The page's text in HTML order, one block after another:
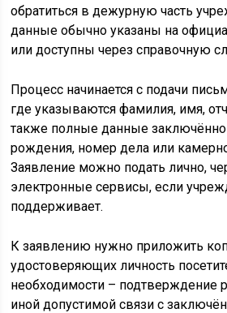
обратиться в дежурную часть
данные обычно указаны на
или доступны через справочную
Процесс начинается с подачи
где указываются фамилия, имя,
также полные данные
рождения, номер дела или
Заявление можно подать лично,
электронные сервисы, если
поддерживает.
К заявлению нужно приложить
удостоверяющих личность
необходимости – подтверждение
иной допустимой связи с